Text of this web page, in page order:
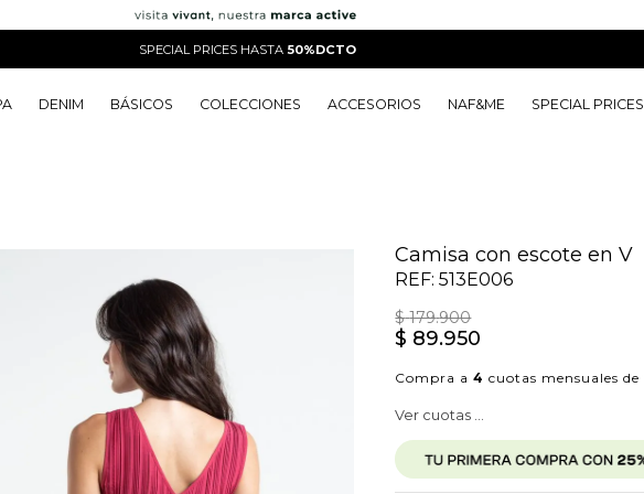
SPECIAL PRICES HASTA 50%DCTO
DENIM BÁSICOS COLECCIONES ACCESORIOS NAF&ME SPECIAL PRICES
Camisa con escote en V
REF:513E006
$ 179.900
$ 89.950
Compra a4 cuotas mensuales de
Ver cuotas ...